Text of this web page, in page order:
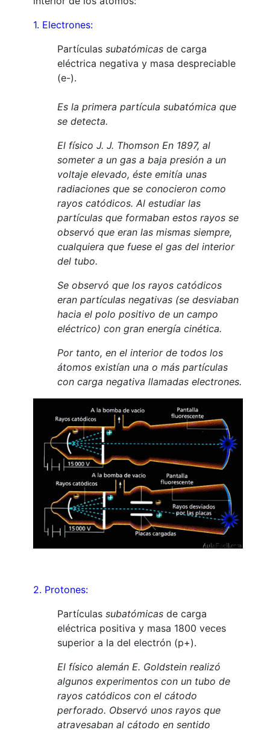
1. Electrones:
Partículas subatómicas de carga
eléctrica negativa y masa despreciable
(e-).
Es la primera partícula subatómica que
se detecta.
El físico J. J. Thomson En 1897, al
someter a un gas a baja presión a un
voltaje elevado, éste emitía unas
radiaciones que se conocieron como
rayos catódicos. Al estudiar las
partículas que formaban estos rayos se
observó que eran las mismas siempre,
cualquiera que fuese el gas del interior
del tubo.
Se observó que los rayos catódicos
eran partículas negativas (se desviaban
hacia el polo positivo de un campo
eléctrico) con gran energía cinética.
Por tanto, en el interior de todos los
átomos existían una o más partículas
con carga negativa llamadas electrones.
2. Protones:
Partículas subatómicas de carga
eléctrica positiva y masa 1800 veces
superior a la del electrón (p+).
El físico alemán E. Goldstein realizó
algunos experimentos con un tubo de
rayos catódicos con el cátodo
perforado. Observó unos rayos que
atravesaban al cátodo en sentido